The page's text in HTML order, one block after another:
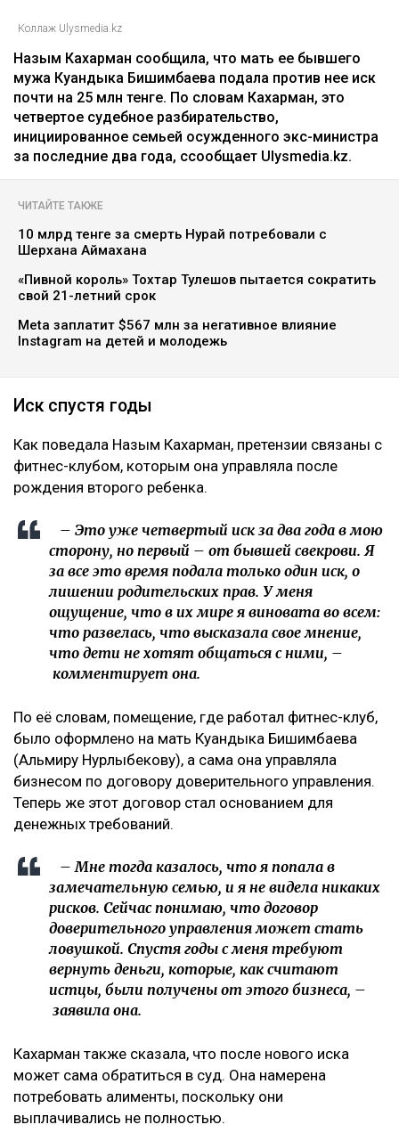
Коллаж Ulysmedia.kz
Назым Кахарман сообщила, что мать ее бывшего
мужа Куандыка Бишимбаева подала против нее иск
почти на 25 млн тенге. По словам Кахарман, это
четвертое судебное разбирательство,
инициированное семьей осужденного экс-министра
за последние два года, ссообщает Ulysmedia.kz.
ЧИТАЙТЕ ТАКЖЕ
10 млрд тенге за смерть Нурай потребовали с
Шерхана Аймахана
«Пивной король» Тохтар Тулешов пытается сократить
свой 21-летний срок
Meta заплатит $567 млн за негативное влияние
Instagram на детей и молодежь
Иск спустя годы
Как поведала Назым Кахарман, претензии связаны с
фитнес-клубом, которым она управляла после
рождения второго ребенка.
– Это уже четвертый иск за два года в мою
сторону, но первый – от бывшей свекрови. Я
за все это время подала только один иск, о
лишении родительских прав. У меня
ощущение, что в их мире я виновата во всем:
что развелась, что высказала свое мнение,
что дети не хотят общаться с ними, –
комментирует она.
По её словам, помещение, где работал фитнес-клуб,
было оформлено на мать Куандыка Бишимбаева
(Альмиру Нурлыбекову), а сама она управляла
бизнесом по договору доверительного управления.
Теперь же этот договор стал основанием для
денежных требований.
– Мне тогда казалось, что я попала в
замечательную семью, и я не видела никаких
рисков. Сейчас понимаю, что договор
доверительного управления может стать
ловушкой. Спустя годы с меня требуют
вернуть деньги, которые, как считают
истцы, были получены от этого бизнеса, –
заявила она.
Кахарман также сказала, что после нового иска
может сама обратиться в суд. Она намерена
потребовать алименты, поскольку они
выплачивались не полностью.